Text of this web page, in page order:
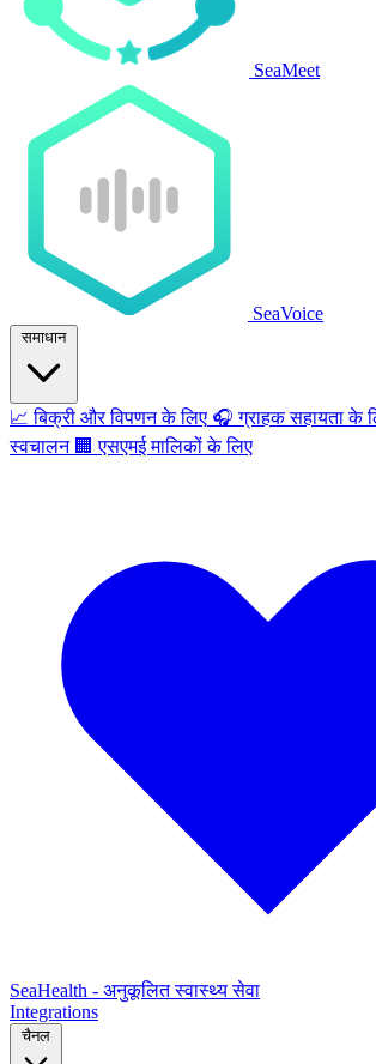
SeaMeet
SeaVoice
समाधान
📈 बिक्री और विपणन के लिए 🎧 ग्राहक सहायता के
स्वचालन 🏢 एसएमई मालिकों के लिए
SeaHealth - अनुकूलित स्वास्थ्य सेवा
Integrations
चैनल